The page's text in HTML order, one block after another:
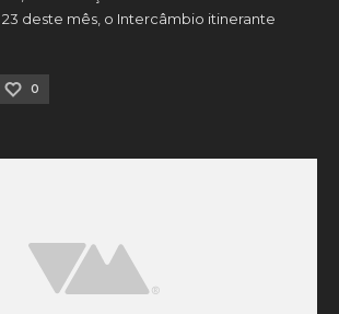
deste mês, o Intercâmbio itinerante
0